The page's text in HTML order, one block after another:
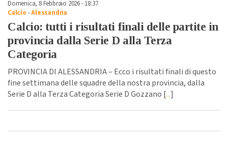
Domenica, 8 Febbraio 2026 - 18:37
Calcio -Alessandria
Calcio: tutti i risultati finali delle partite in
provincia dalla Serie D alla Terza
Categoria
PROVINCIA DI ALESSANDRIA – Ecco i risultati finali di questo
fine settimana delle squadre della nostra provincia, dalla
Serie D alla Terza Categoria Serie D Gozzano [...]